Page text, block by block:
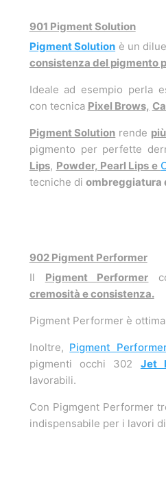
901 Pigment Solution
Pigment Solution è un
consistenza del pigmento
Ideale ad esempio perla
con tecnica Pixel Brows,
Pigment Solution rende
pigmento per perfette
Lips, Powder, Pearl Lips e
tecniche di ombreggiatura
902 Pigment Performer
Il Pigment Performer
cremosità e consistenza.
Pigment Performer è
Inoltre, Pigment
pigmenti occhi 302 Jet
lavorabili.
Con Pigmgent Performer
indispensabile per i lavori